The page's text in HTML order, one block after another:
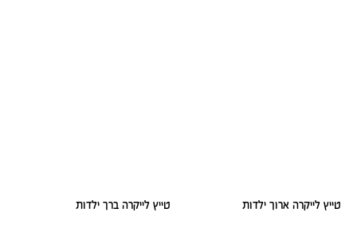
טייץ לייקרה ארוך ילדות טייץ לייקרה ברך ילדות